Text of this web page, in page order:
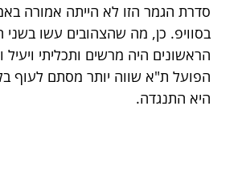
סדרת הגמר הזו לא הייתה אמורה
בסוויפ. כן, מה שהצהובים עשו
הראשונים היה מרשים ותכליתי
הפועל ת"א שווה יותר מסתם לעוף
היא התנגדה.